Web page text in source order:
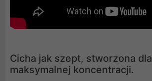
Cicha jak szept, stworzona dla
maksymalnej koncentracji.